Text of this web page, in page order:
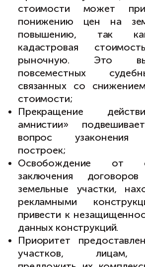
стоимости может
понижению цен на
повышению, так
кадастровая
рыночную. Это
повсеместных
связанных со
стоимости;
Прекращение
амнистии»
вопрос узаконения
построек;
Освобождение от
заключения
земельные участки,
рекламными
привести к
данных конструкций.
Приоритет
участков, лицам,